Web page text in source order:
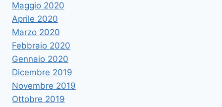
Maggio 2020
Aprile 2020
Marzo 2020
Febbraio 2020
Gennaio 2020
Dicembre 2019
Novembre 2019
Ottobre 2019